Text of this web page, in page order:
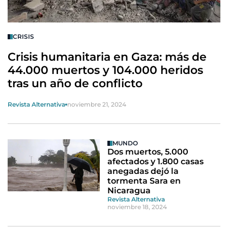
CRISIS
Crisis humanitaria en Gaza: más de
44.000 muertos y 104.000 heridos
tras un año de conflicto
Revista Alternativa noviembre 21, 2024
MUNDO
Dos muertos, 5.000
afectados y 1.800 casas
anegadas dejó la
tormenta Sara en
Nicaragua
Revista Alternativa
noviembre 18, 2024